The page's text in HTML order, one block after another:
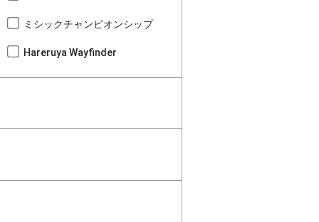
ミシックチャンピオンシップ
Hareruya Wayfinder